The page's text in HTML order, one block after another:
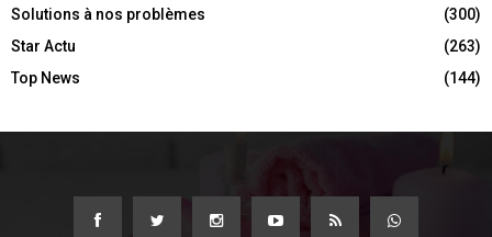
Solutions à nos problèmes
(300)
Star Actu
(263)
Top News
(144)